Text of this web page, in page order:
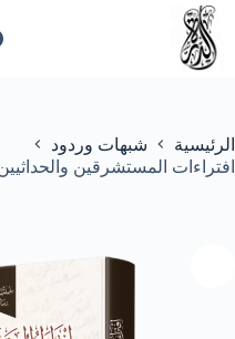
التجاوز
المحتوى
الرئيسية
شبهات وردود
افتراءات المستشرقين